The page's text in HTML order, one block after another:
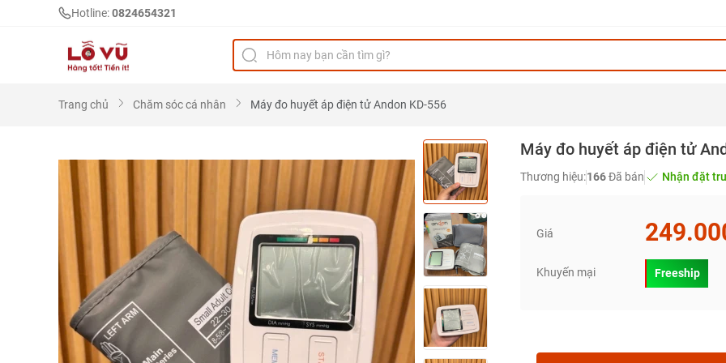
Hotline:0824654321
Trang chủ Chăm sóc cá nhân Máy đo huyết áp điện tử Andon KD-556
Máy đo huyết áp điện tử
Thương hiệu:166Đã bán Nhận đặt
Giá
Khuyến mại Freeship